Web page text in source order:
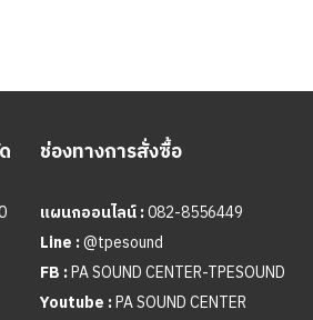
ช่องทางการสั่งซื้อ
แผนกออนไลน์ :082-8556449
Line :@tpesound
FB :PA SOUND CENTER-TPESOUND
Youtube :PA SOUND CENTER